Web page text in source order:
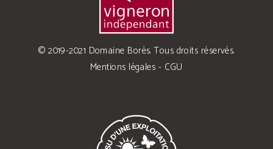
© 2019-2021 Domaine Borès. Tous droits réservés.
Mentions légales - CGU